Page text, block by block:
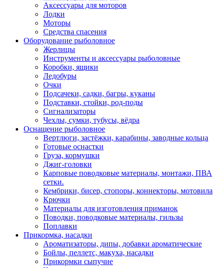
Аксессуары для моторов
Лодки
Моторы
Средства спасения
Оборудование рыболовное
Жерлицы
Инструменты и аксессуары рыболовные
Коробки, ящики
Ледобуры
Очки
Подсачеки, садки, багры, куканы
Подставки, стойки, род-поды
Сигнализаторы
Чехлы, сумки, тубусы, вёдра
Оснащение рыболовное
Вертлюги, застёжки, карабины, заводные кольца
Готовые оснастки
Груза, кормушки
Джиг-головки
Карповые поводковые материалы, монтажи, ПВА
сетки.
Кембрики, бисер, стопоры, коннекторы, мотовила
Крючки
Материалы для изготовления приманок
Поводки, поводковые материалы, гильзы
Поплавки
Прикормка, насадки
Ароматизаторы, дипы, добавки ароматические
Бойлы, пеллетс, макуха, насадки
Прикормки сыпучие